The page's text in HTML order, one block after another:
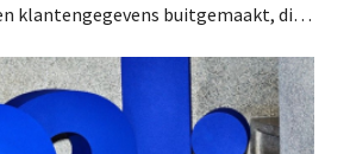
klantengegevens buitgemaakt, die
klanten op alert te zijn voor